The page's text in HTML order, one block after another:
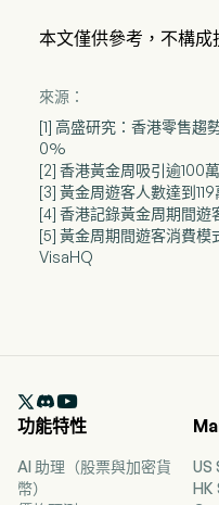
本文僅供參考，不構成
來源：
[1] 高盛研究：香港零售趨
0%
[2] 香港黃金周吸引逾100
[3] 黃金周遊客人數達到119
[4] 香港記錄黃金周期間遊
[5] 黃金周期間遊客消費模
VisaHQ

功能特性
AI 助理（股票與加密貨
幣）
US
HK